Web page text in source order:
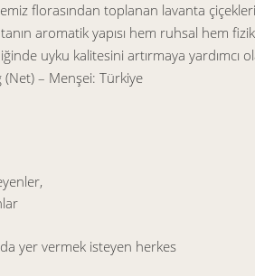
florasından toplanan lavanta
aromatik yapısı hem ruhsal hem
uyku kalitesini artırmaya yardımcı
– Menşei: Türkiye
yer vermek isteyen herkes